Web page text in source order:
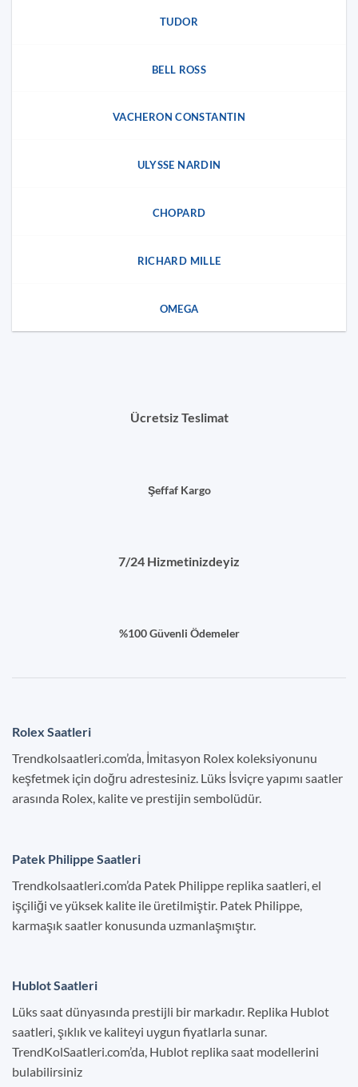
TUDOR
BELL ROSS
VACHERON CONSTANTIN
ULYSSE NARDIN
CHOPARD
RICHARD MILLE
OMEGA
Ücretsiz Teslimat
Şeffaf Kargo
7/24 Hizmetinizdeyiz
%100 Güvenli Ödemeler
Rolex Saatleri
Trendkolsaatleri.com’da, İmitasyon Rolex koleksiyonunu
keşfetmek için doğru adrestesiniz. Lüks İsviçre yapımı saatler
arasında Rolex, kalite ve prestijin sembolüdür.
Patek Philippe Saatleri
Trendkolsaatleri.com’da Patek Philippe replika saatleri, el
işçiliği ve yüksek kalite ile üretilmiştir. Patek Philippe,
karmaşık saatler konusunda uzmanlaşmıştır.
Hublot Saatleri
Lüks saat dünyasında prestijli bir markadır. Replika Hublot
saatleri, şıklık ve kaliteyi uygun fiyatlarla sunar.
TrendKolSaatleri.com’da, Hublot replika saat modellerini
bulabilirsiniz